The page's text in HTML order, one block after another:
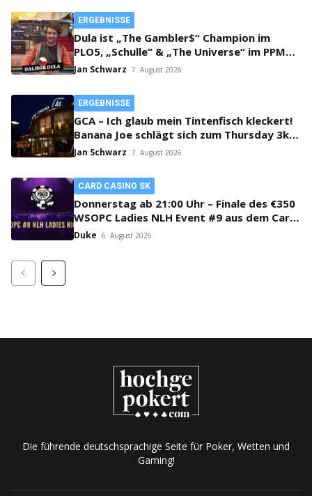
ERGEBNISSE
Dula ist „The Gambler$“ Champion im
PLO5, „Schulle“ & „The Universe“ im PPM
SHR Finale!
Jan Schwarz 7. August 2026
ERGEBNISSE
GCA – Ich glaub mein Tintenfisch kleckert!
Banana Joe schlägt sich zum Thursday 3k
Sieg durch!
Jan Schwarz 7. August 2026
CARD CASINO SK
Donnerstag ab 21:00 Uhr – Finale des €350
WSOPC Ladies NLH Event #9 aus dem Card
Casino SK!
Duke 6. August 2026
Die führende deutschsprachige Seite für Poker, Wetten und
Gaming!